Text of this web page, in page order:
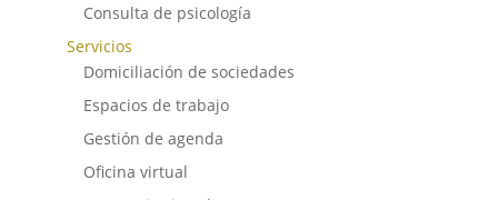
Consulta de psicología
Servicios
Domiciliación de sociedades
Espacios de trabajo
Gestión de agenda
Oficina virtual